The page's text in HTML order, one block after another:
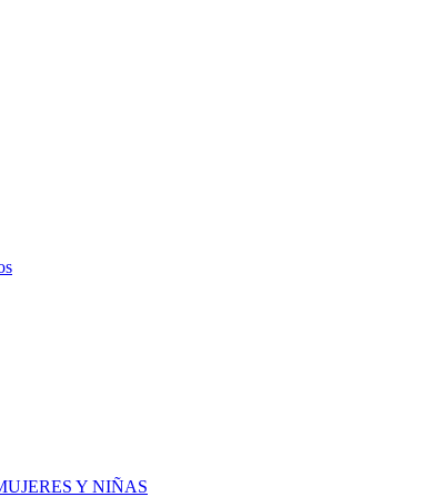
Y NIÑAS